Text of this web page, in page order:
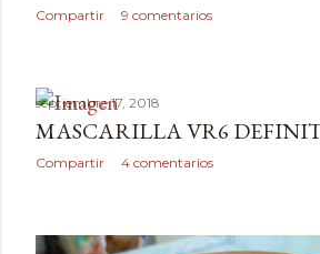
Compartir 9 comentarios
septiembre 17, 2018
MASCARILLA VR6
Compartir 4 comentarios